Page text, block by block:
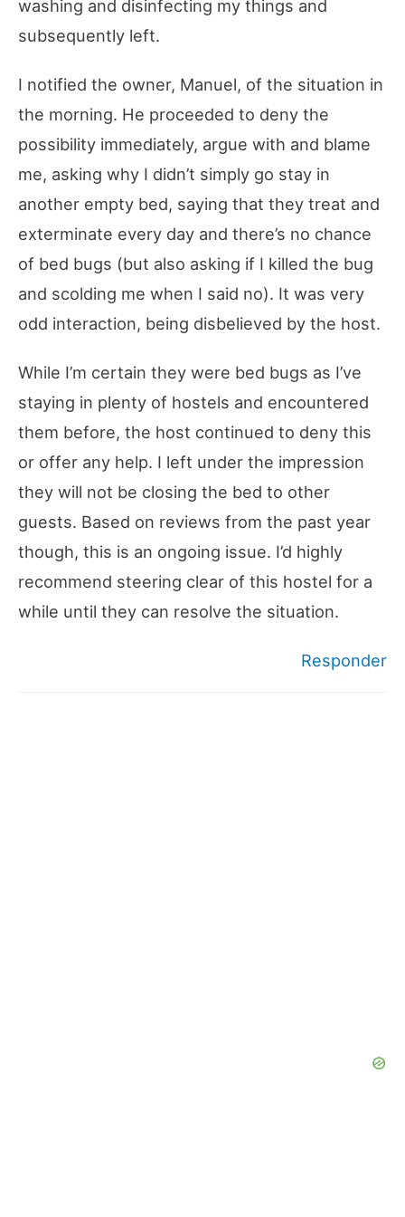
washing and disinfecting my things and
subsequently left.
I notified the owner, Manuel, of the situation in
the morning. He proceeded to deny the
possibility immediately, argue with and blame
me, asking why I didn’t simply go stay in
another empty bed, saying that they treat and
exterminate every day and there’s no chance
of bed bugs (but also asking if I killed the bug
and scolding me when I said no). It was very
odd interaction, being disbelieved by the host.
While I’m certain they were bed bugs as I’ve
staying in plenty of hostels and encountered
them before, the host continued to deny this
or offer any help. I left under the impression
they will not be closing the bed to other
guests. Based on reviews from the past year
though, this is an ongoing issue. I’d highly
recommend steering clear of this hostel for a
while until they can resolve the situation.
Responder